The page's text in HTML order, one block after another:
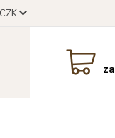
CZK
za